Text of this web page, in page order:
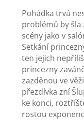
Pohádka trvá
problémů by
scény jako v
Setkání
ten jejich
princezny
zazděnou ve
přezdívka zní
ke konci,
rostou